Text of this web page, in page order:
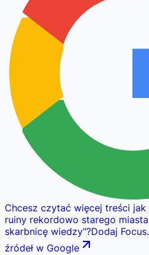
Chcesz czytać więcej treści jak
ruiny rekordowo starego
skarbnicę wiedzy"?Dodaj
źródeł w Google